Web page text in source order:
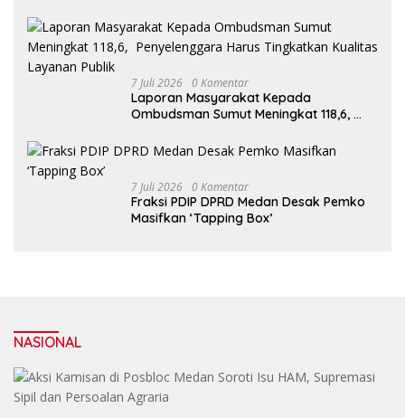
7 Juli 2026 0 Komentar
Laporan Masyarakat Kepada
Ombudsman Sumut Meningkat 118,6,
Kualitas Layanan Publik
7 Juli 2026 0 Komentar
Fraksi PDIP DPRD Medan Desak Pemko
Masifkan ‘Tapping Box’
NASIONAL